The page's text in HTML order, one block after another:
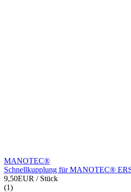
MANOTEC®
Schnellkupplung für MANOTEC®
9,50EUR / Stück
(1)